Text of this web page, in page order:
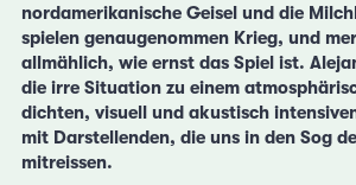
nordamerikanische Geisel und die
spielen genaugenommen Krieg, und
allmählich, wie ernst das Spiel ist.
die irre Situation zu einem
dichten, visuell und akustisch
mit Darstellenden, die uns in den Sog
mitreissen.